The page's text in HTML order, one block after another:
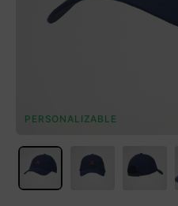
PERSONALIZABLE